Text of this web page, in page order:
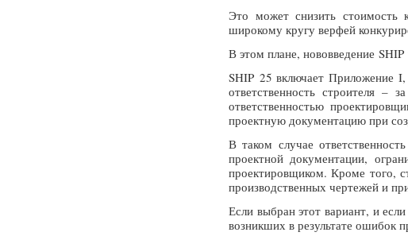
Это может снизить стоимость
широкому кругу верфей
В этом плане, нововведение
SHIP 25 включает Приложение I,
ответственность строителя –
ответственностью
проектную документацию при
В таком случае
проектной документации,
проектировщиком. Кроме того,
производственных чертежей и
Если выбран этот вариант, и
возникших в результате ошибок